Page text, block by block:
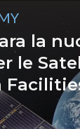
la
le